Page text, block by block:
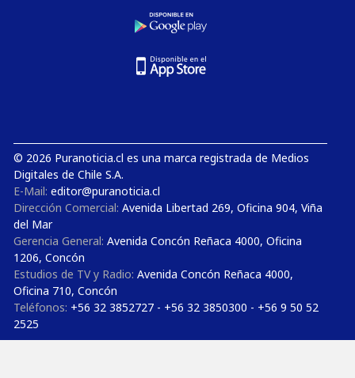
© 2026 Puranoticia.cl es una marca registrada de Medios
Digitales de Chile S.A.
E-Mail: editor@puranoticia.cl
Dirección Comercial: Avenida Libertad 269, Oficina 904, Viña
del Mar
Gerencia General: Avenida Concón Reñaca 4000, Oficina
1206, Concón
Estudios de TV y Radio: Avenida Concón Reñaca 4000,
Oficina 710, Concón
Teléfonos: +56 32 3852727 - +56 32 3850300 - +56 9 50 52
2525